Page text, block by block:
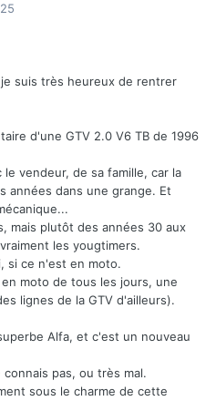
suis très heureux de rentrer
d'une GTV 2.0 V6 TB de 1996
vendeur, de sa famille, car la
années dans une grange. Et
mais plutôt des années 30 aux
les yougtimers.
si ce n'est en moto.
moto de tous les jours, une
lignes de la GTV d'ailleurs).
Alfa, et c'est un nouveau
pas, ou très mal.
sous le charme de cette